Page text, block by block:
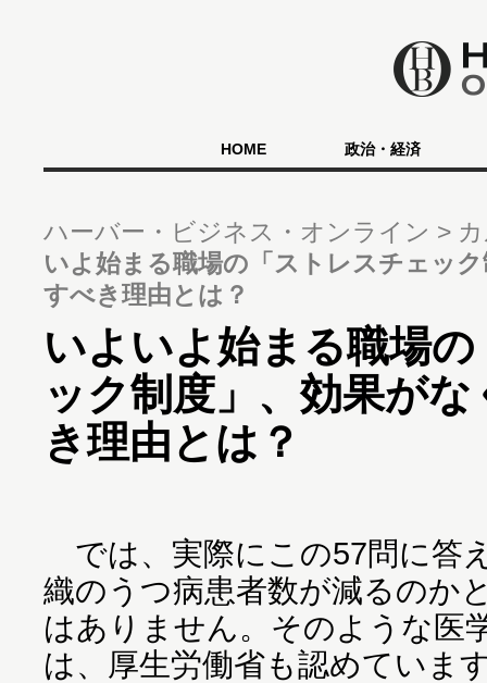
HOME 政治・経済
ハーバー・ビジネス・オンライン
いよ始まる職場の「ストレスチェッ
すべき理由とは？
いよいよ始まる職場
ック制度」、効果が
き理由とは？
では、実際にこの57問に答
織のうつ病患者数が減るのか
はありません。そのような医
は、厚生労働省も認めていま